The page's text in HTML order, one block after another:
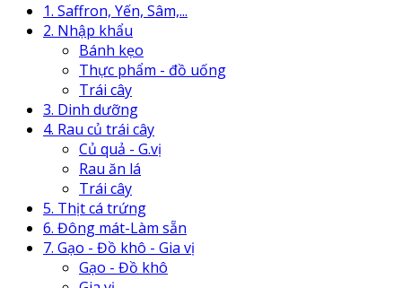
1. Saffron, Yến, Sâm,...
2. Nhập khẩu
Bánh kẹo
Thực phẩm - đồ uống
Trái cây
3. Dinh dưỡng
4. Rau củ trái cây
Củ quả - G.vị
Rau ăn lá
Trái cây
5. Thịt cá trứng
6. Đông mát-Làm sẵn
7. Gạo - Đồ khô - Gia vị
Gạo - Đồ khô